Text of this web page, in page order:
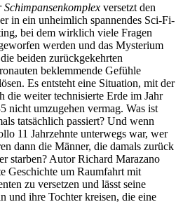
Schimpansenkomplex versetzt den
in ein unheimlich spannendes Sci-Fi-
bei dem wirklich viele Fragen
werden und das Mysterium
beiden zurückgekehrten
beklemmende Gefühle
Es entsteht eine Situation, mit der
die weiter technisierte Erde im Jahr
nicht umzugehen vermag. Was ist
tatsächlich passiert? Und wenn
11 Jahrzehnte unterwegs war, wer
dann die Männer, die damals zurück
starben? Autor Richard Marazano
Geschichte um Raumfahrt mit
zu versetzen und lässt seine
und ihre Tochter kreisen, die eine